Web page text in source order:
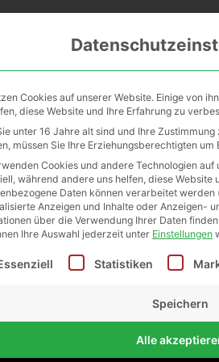
oder kostenlose Abholung in
Cookies auf unserer Website. Einige von
diese Website und Ihre Erfahrung zu
unter 16 Jahre alt sind und Ihre
müssen Sie Ihre Erziehungsberechtigten um
Cookies und andere Technologien auf
während andere uns helfen, diese Website
Daten können verarbeitet werden
Anzeigen und Inhalte oder Anzeigen-
über die Verwendung Ihrer Daten
Ihre Auswahl jederzeit unter Einstellungen
eine Liste der Service-
Statistiken
Speichern
Alle